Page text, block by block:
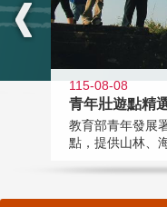
115-08-08
青年壯遊點精
教育部青年發展
點，提供山林、